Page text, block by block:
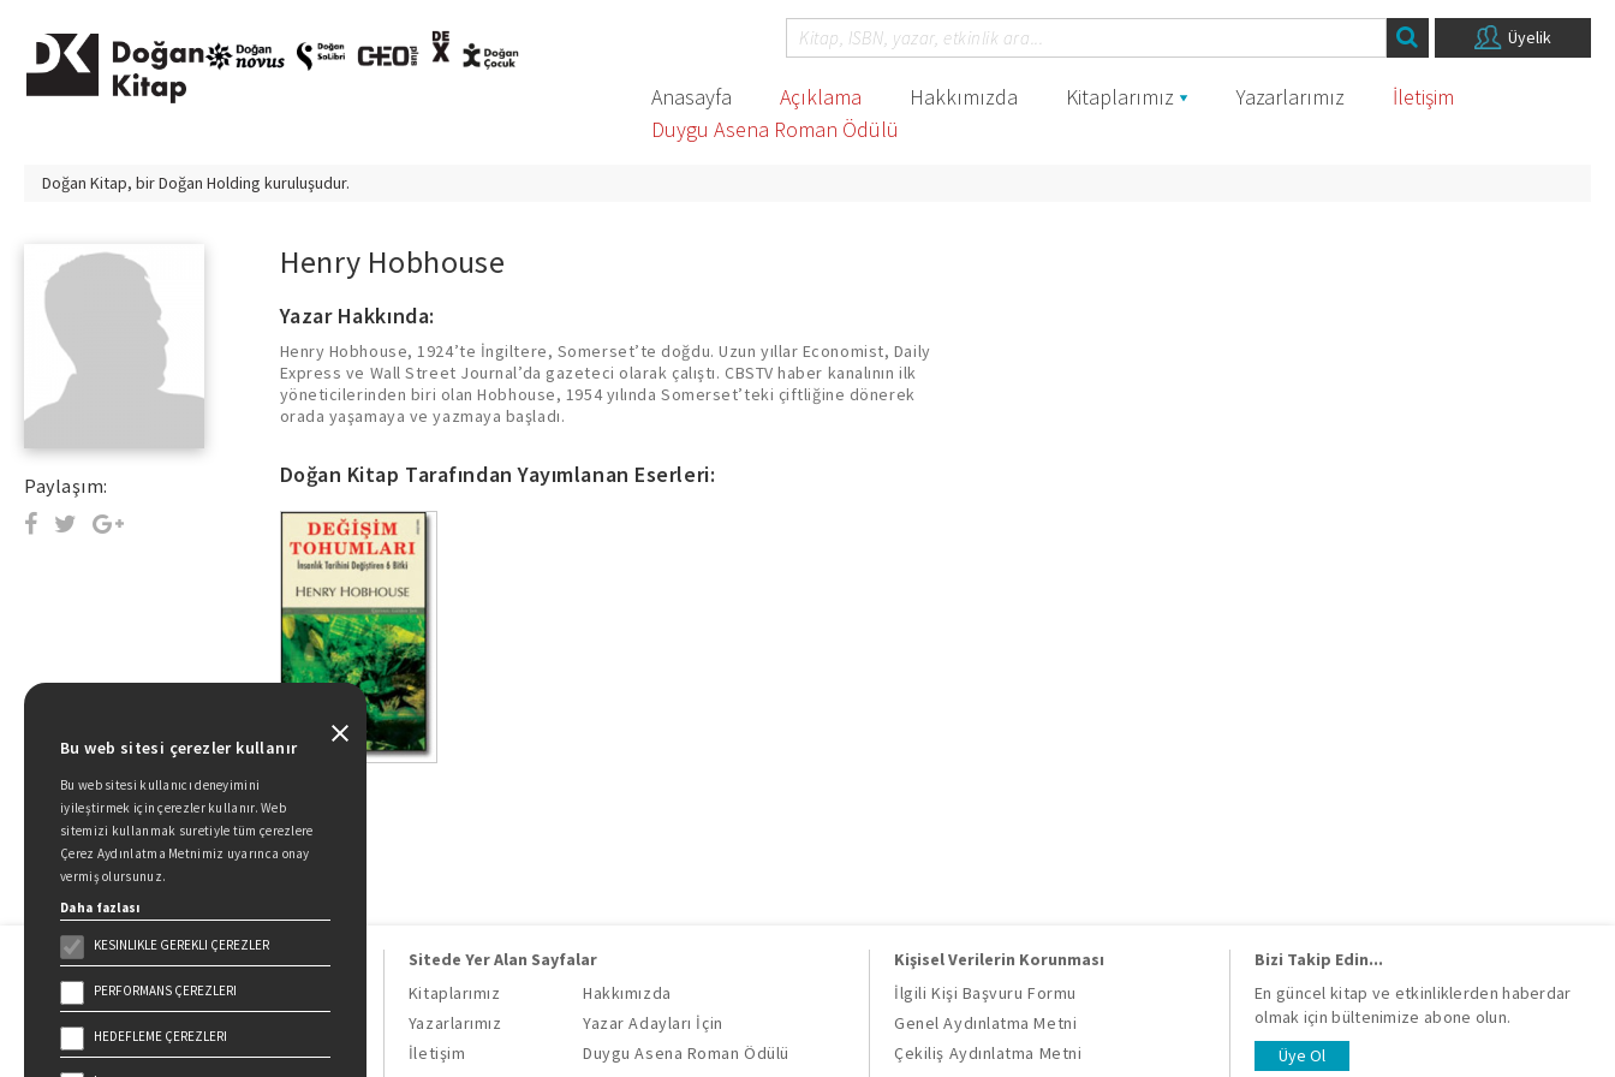
Üyelik
Anasayfa Açıklama Hakkımızda Kitaplarımız Yazarlarımız
İletişim
Duygu Asena Roman Ödülü
Doğan Kitap, birDoğan Holding kuruluşudur.
Paylaşım:
Henry Hobhouse
Yazar Hakkında:
Henry Hobhouse, 1924’te İngiltere, Somerset’te doğdu. Uzun yıllar Economist, Daily
Express ve Wall Street Journal’da gazeteci olarak çalıştı. CBSTV haber kanalının ilk
yöneticilerinden biri olan Hobhouse, 1954 yılında Somerset’teki çiftliğine dönerek
orada yaşamaya ve yazmaya başladı.
Doğan Kitap Tarafından Yayımlanan Eserleri:
Doğan Kitap, bir Doğan Holding
kuruluşudur.
Sitede Yer Alan Sayfalar
Kitaplarımız
Hakkımızda
Yazarlarımız
Yazar Adayları İçin
İletişim
Duygu Asena Roman Ödülü
Kişisel Verilerin Korunması
İlgili Kişi Başvuru Formu
Genel Aydınlatma Metni
Çekiliş Aydınlatma Metni
Bizi Takip Edin...
En güncel kitap ve etkinliklerden haberdar
olmak için bültenimize abone olun.
Üye Ol
Bu web sitesi çerezler kullanır
Bu web sitesi kullanıcı deneyimini
iyileştirmek için çerezler kullanır. Web
sitemizi kullanmak suretiyle tüm çerezlere
Çerez Aydınlatma Metnimiz uyarınca onay
vermiş olursunuz.
Daha fazlası
KESINLIKLE GEREKLI ÇEREZLER
PERFORMANS ÇEREZLERI
HEDEFLEME ÇEREZLERI